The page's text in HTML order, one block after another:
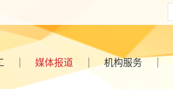
媒体报道 机构服务